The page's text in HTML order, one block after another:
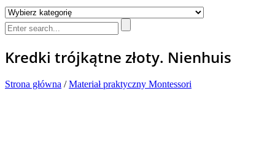
Kredki trójkątne złoty. Nienhuis
Strona główna /Materiał praktyczny Montessori